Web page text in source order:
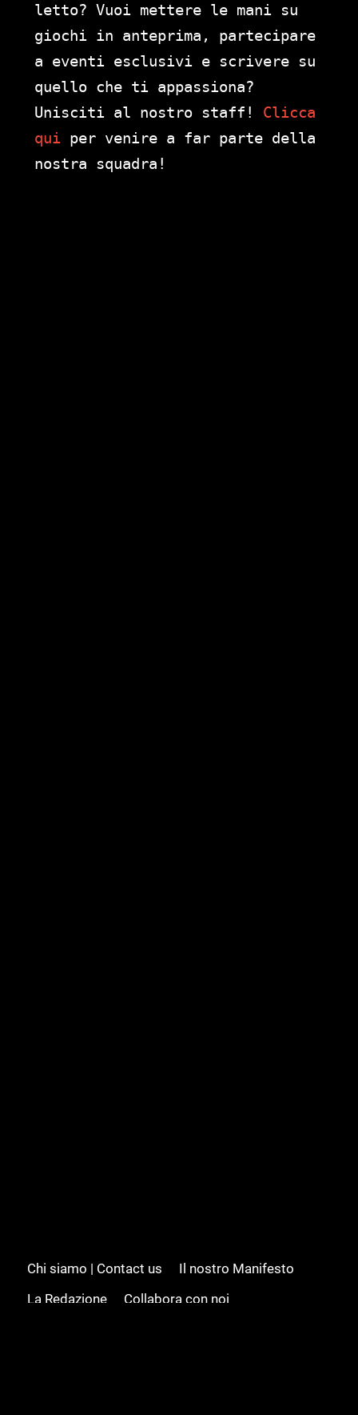
letto? Vuoi mettere le mani su
giochi in anteprima, partecipare
a eventi esclusivi e scrivere su
quello che ti appassiona?
Unisciti al nostro staff! Clicca
qui per venire a far parte della
nostra squadra!
Chi siamo | Contact us
Il nostro Manifesto
La Redazione
Collabora con noi